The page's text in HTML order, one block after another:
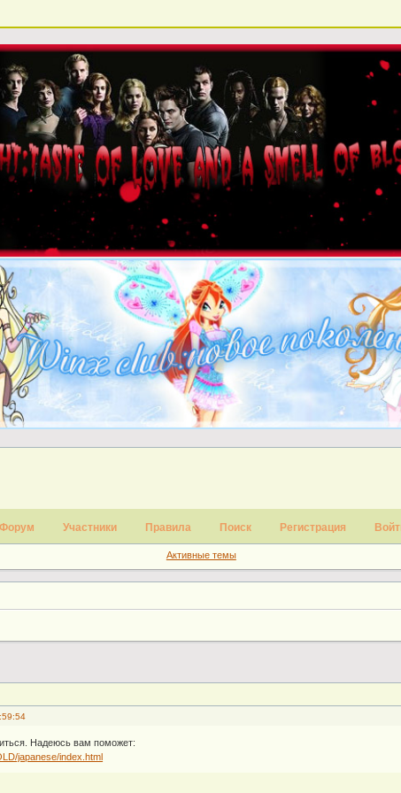
Форум Участники Правила Поиск Регистрация
Активные темы
Надеюсь вам поможет:
japanese/index.html